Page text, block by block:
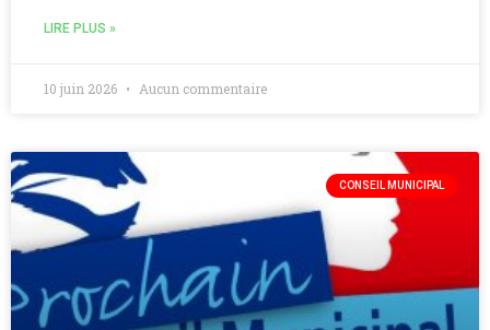
LIRE PLUS »
10 juin 2026 Aucun commentaire
CONSEIL MUNICIPAL